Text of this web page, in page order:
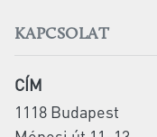
KAPCSOLAT
CÍM
1118 Budapest